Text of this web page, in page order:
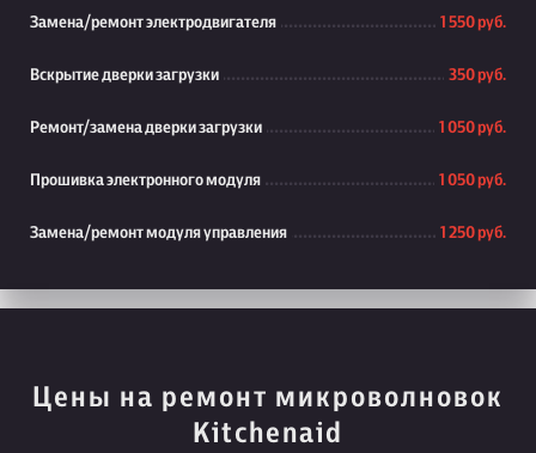
Замена/ремонт электродвигателя 1 550 руб.
Вскрытие дверки загрузки 350 руб.
Ремонт/замена дверки загрузки 1 050 руб.
Прошивка электронного модуля 1 050 руб.
Замена/ремонт модуля управления 1 250 руб.
Цены на ремонт микроволновок
Kitchenaid